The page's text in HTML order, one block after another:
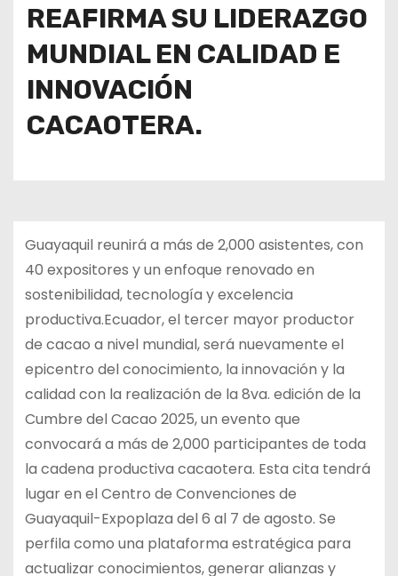
REAFIRMA SU LIDERAZGO
MUNDIAL EN CALIDAD E
INNOVACIÓN
CACAOTERA.
Guayaquil reunirá a más de 2,000 asistentes, con
40 expositores y un enfoque renovado en
sostenibilidad, tecnología y excelencia
productiva.Ecuador, el tercer mayor productor
de cacao a nivel mundial, será nuevamente el
epicentro del conocimiento, la innovación y la
calidad con la realización de la 8va. edición de la
Cumbre del Cacao 2025, un evento que
convocará a más de 2,000 participantes de toda
la cadena productiva cacaotera. Esta cita tendrá
lugar en el Centro de Convenciones de
Guayaquil-Expoplaza del 6 al 7 de agosto. Se
perfila como una plataforma estratégica para
actualizar conocimientos, generar alianzas y